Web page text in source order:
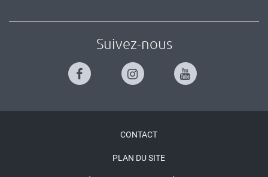
Suivez-nous
CONTACT
PLAN DU SITE